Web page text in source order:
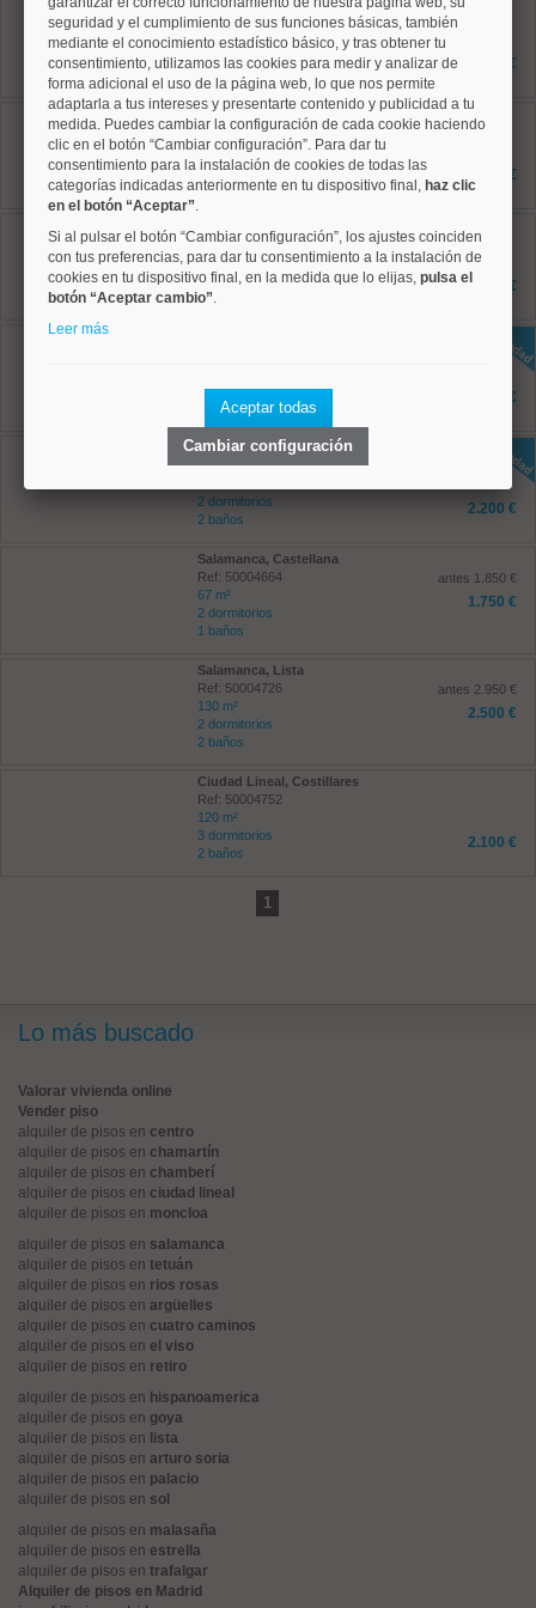
Ref: 50004780
87 m²
2 dormitorios
2 baños
4.000 €
Tetuán, Castillejos
Ref: 50004801
75 m²
2 dormitorios
1 baños
1.650 €
Ref: 50004227
75 m²
2 dormitorios
1 baños
3.000 €
2 dormitorios
2 baños
3.000 €
Chamberí, Trafalgar
Ref: 50004829
2 dormitorios
2 baños
2.200 €
Salamanca, Castellana
Ref: 50004664
67 m²
2 dormitorios
1 baños
antes 1.850 €
1.750 €
Salamanca, Lista
Ref: 50004726
130 m²
2 dormitorios
2 baños
antes 2.950 €
2.500 €
Ciudad Lineal, Costillares
Ref: 50004752
120 m²
3 dormitorios
2 baños
2.100 €
1
Lo más buscado
Valorar vivienda online
Vender piso
alquiler de pisos en centro
alquiler de pisos en chamartín
alquiler de pisos en chamberí
alquiler de pisos en ciudad lineal
alquiler de pisos en moncloa
alquiler de pisos en salamanca
alquiler de pisos en tetuán
alquiler de pisos en rios rosas
alquiler de pisos en argüelles
alquiler de pisos en cuatro caminos
alquiler de pisos en el viso
alquiler de pisos en retiro
alquiler de pisos en hispanoamerica
alquiler de pisos en goya
alquiler de pisos en lista
alquiler de pisos en arturo soria
alquiler de pisos en palacio
alquiler de pisos en sol
alquiler de pisos en malasaña
alquiler de pisos en estrella
alquiler de pisos en trafalgar
Alquiler de pisos en Madrid
seguridad y el cumplimiento de sus funciones básicas, también
mediante el conocimiento estadístico básico, y tras obtener tu
consentimiento, utilizamos las cookies para medir y analizar de
forma adicional el uso de la página web, lo que nos permite
adaptarla a tus intereses y presentarte contenido y publicidad a tu
medida. Puedes cambiar la configuración de cada cookie haciendo
clic en el botón “Cambiar configuración”. Para dar tu
consentimiento para la instalación de cookies de todas las
categorías indicadas anteriormente en tu dispositivo final, haz clic
en el botón “Aceptar”.
Si al pulsar el botón “Cambiar configuración”, los ajustes coinciden
con tus preferencias, para dar tu consentimiento a la instalación de
cookies en tu dispositivo final, en la medida que lo elijas, pulsa el
botón “Aceptar cambio”.
Leer más
Aceptar todas
Cambiar configuración